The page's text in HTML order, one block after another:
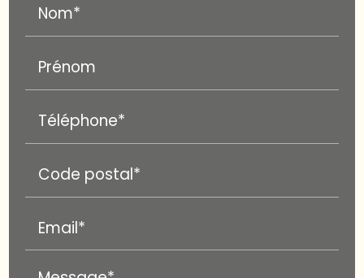
Nom*
Prénom
Téléphone*
Code postal*
Email*